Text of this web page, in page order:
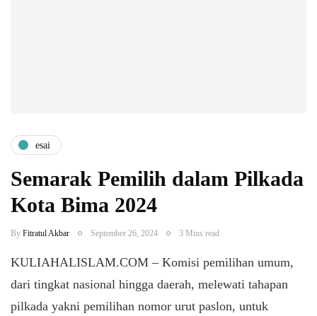
esai
Semarak Pemilih dalam Pilkada
Kota Bima 2024
By Fitratul Akbar September 26, 2024 3 Mins read
KULIAHALISLAM.COM – Komisi pemilihan umum,
dari tingkat nasional hingga daerah, melewati tahapan
pilkada yakni pemilihan nomor urut paslon, untuk